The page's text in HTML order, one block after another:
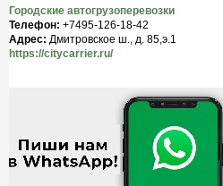
Городские автогрузоперевозки
Телефон: +7495-126-18-42
Адрес: Дмитровское ш., д. 85,э.1
https://citycarrier.ru/